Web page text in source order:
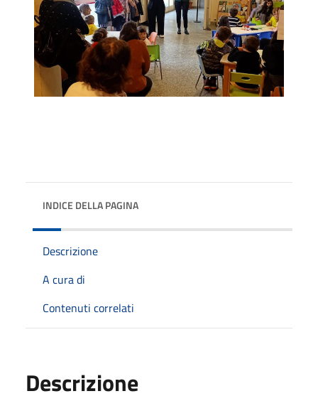
INDICE DELLA PAGINA
Descrizione
A cura di
Contenuti correlati
Descrizione